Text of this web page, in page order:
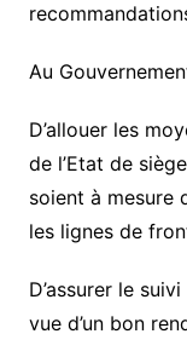
Au
D’allouer les
de l’Etat de
soient à mesure
les lignes de
D’assurer le
vue d’un bon